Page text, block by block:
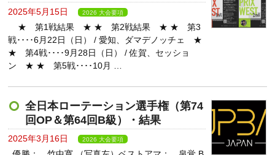
2025年5月15日 2026 大会要項
★ 第1戦結果 ★ ★ 第2戦結果 ★ ★ 第3
戦････6月22日（日） / 愛知、ダマデノッチェ ★
★ 第4戦････9月28日（日） / 佐賀、セッショ
ン ★ ★ 第5戦････10月 …
全日本ローテーション選手権（第74
回OP＆第64回B級）・結果
2025年3月16日 2026 大会要項